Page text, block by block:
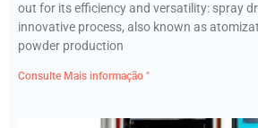
out for its efficiency and versatility: spray
innovative process, also known as
powder production
Consulte Mais informação "